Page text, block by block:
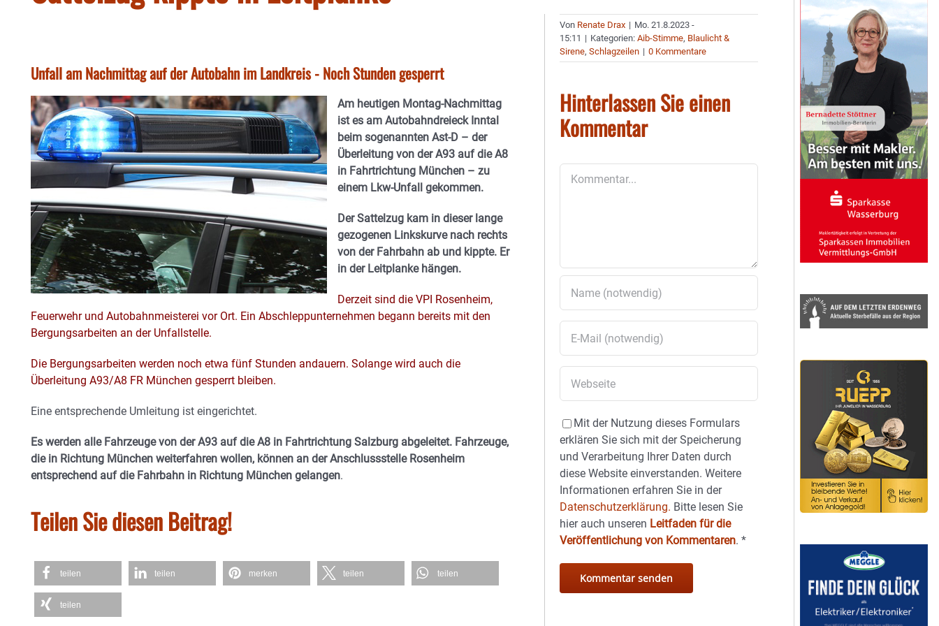
Unfall am Nachmittag auf der Autobahn im Landkreis - Noch Stunden gesperrt
Am heutigen Montag-Nachmittag
ist es am Autobahndreieck Inntal
beim sogenannten Ast-D – der
Überleitung von der A93 auf die A8
in Fahrtrichtung München – zu
einem Lkw-Unfall gekommen.
Der Sattelzug kam in dieser lange
gezogenen Linkskurve nach rechts
von der Fahrbahn ab und kippte. Er
in der Leitplanke hängen.
Derzeit sind die VPI Rosenheim,
Feuerwehr und Autobahnmeisterei vor Ort. Ein Abschleppunternehmen begann bereits mit den
Bergungsarbeiten an der Unfallstelle.
Die Bergungsarbeiten werden noch etwa fünf Stunden andauern. Solange wird auch die
Überleitung A93/A8 FR München gesperrt bleiben.
Eine entsprechende Umleitung ist eingerichtet.
Es werden alle Fahrzeuge von der A93 auf die A8 in Fahrtrichtung Salzburg abgeleitet. Fahrzeuge,
die in Richtung München weiterfahren wollen, können an der Anschlussstelle Rosenheim
entsprechend auf die Fahrbahn in Richtung München gelangen.
Teilen Sie diesen Beitrag!
teilen teilen merken teilen teilen
teilen
Von Renate Drax | Mo. 21.8.2023 -
15:11 | Kategorien:Aib-Stimme, Blaulicht &
Sirene,Schlagzeilen | 0 Kommentare
Hinterlassen Sie einen
Kommentar
Mit der Nutzung dieses Formulars
erklären Sie sich mit der Speicherung
und Verarbeitung Ihrer Daten durch
diese Website einverstanden. Weitere
Informationen erfahren Sie in der
Datenschutzerklärung. Bitte lesen Sie
hier auch unseren Leitfaden für die
Veröffentlichung von Kommentaren.*